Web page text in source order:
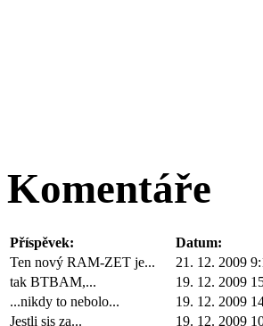
Komentáře
Příspěvek: Datum:
Ten nový RAM-ZET je...
21. 12. 2009
tak BTBAM,...
19. 12. 2009
...nikdy to nebolo...
19. 12. 2009
Jestli sis za...
19. 12. 2009